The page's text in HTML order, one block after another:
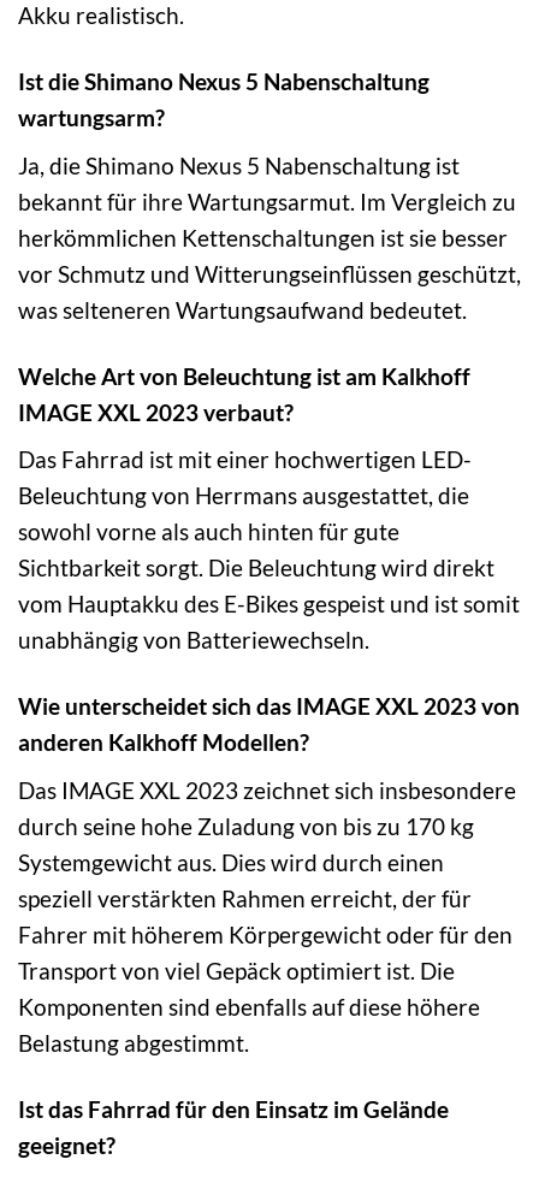
Akku realistisch.
Ist die Shimano Nexus 5 Nabenschaltung
wartungsarm?
Ja, die Shimano Nexus 5 Nabenschaltung ist
bekannt für ihre Wartungsarmut. Im Vergleich zu
herkömmlichen Kettenschaltungen ist sie besser
vor Schmutz und Witterungseinflüssen geschützt,
was selteneren Wartungsaufwand bedeutet.
Welche Art von Beleuchtung ist am Kalkhoff
IMAGE XXL 2023 verbaut?
Das Fahrrad ist mit einer hochwertigen LED-
Beleuchtung von Herrmans ausgestattet, die
sowohl vorne als auch hinten für gute
Sichtbarkeit sorgt. Die Beleuchtung wird direkt
vom Hauptakku des E-Bikes gespeist und ist somit
unabhängig von Batteriewechseln.
Wie unterscheidet sich das IMAGE XXL 2023 von
anderen Kalkhoff Modellen?
Das IMAGE XXL 2023 zeichnet sich insbesondere
durch seine hohe Zuladung von bis zu 170 kg
Systemgewicht aus. Dies wird durch einen
speziell verstärkten Rahmen erreicht, der für
Fahrer mit höherem Körpergewicht oder für den
Transport von viel Gepäck optimiert ist. Die
Komponenten sind ebenfalls auf diese höhere
Belastung abgestimmt.
Ist das Fahrrad für den Einsatz im Gelände
geeignet?